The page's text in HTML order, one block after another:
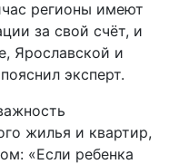
регионы имеют
за свой счёт, и
Ярославской и
эксперт.
жилья и квартир,
«Если ребенка